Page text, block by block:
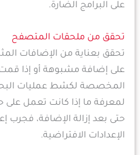
على البرامج الضارة.
تحقق من ملحقات المتصفح
تحقق بعناية من الإضافات
على إضافة مشبوهة أو إذا قمت
المخصصة لكشط عمليات
لمعرفة ما إذا كانت تعمل على
حتى بعد إزالة الإضافة، فجرب
الإعدادات الافتراضية.